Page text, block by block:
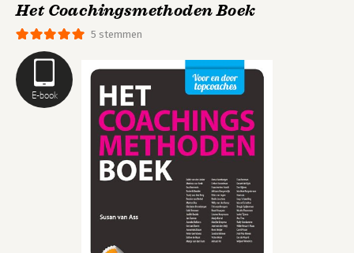
E-book
5 stemmen
Het Coachingsmethoden Boek